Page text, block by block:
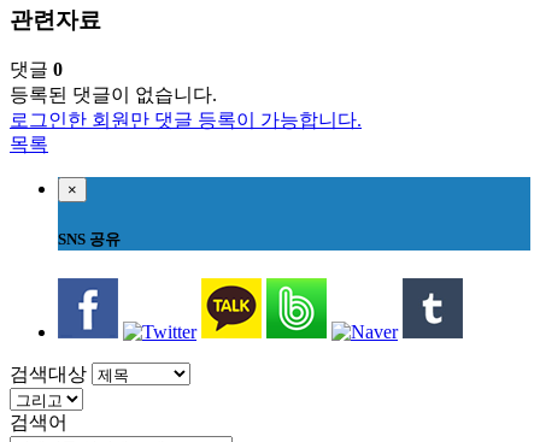
관련자료
댓글 0
등록된 댓글이 없습니다.
로그인한 회원만 댓글 등록이 가능합니다.
목록
×
SNS 공유
검색대상
검색어